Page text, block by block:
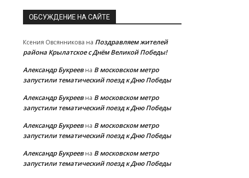
ОБСУЖДЕНИЕ НА САЙТЕ
Ксения Овсянникова на Поздравляем жителей
района Крылатское с Днём Великой Победы!
Александр Букреевна В московском метро
запустили тематический поезд к Дню Победы
Александр Букреевна В московском метро
запустили тематический поезд к Дню Победы
Александр Букреевна В московском метро
запустили тематический поезд к Дню Победы
Александр Букреевна В московском метро
запустили тематический поезд к Дню Победы